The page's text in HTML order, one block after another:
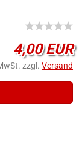
4,00 EUR
zzgl. Versand